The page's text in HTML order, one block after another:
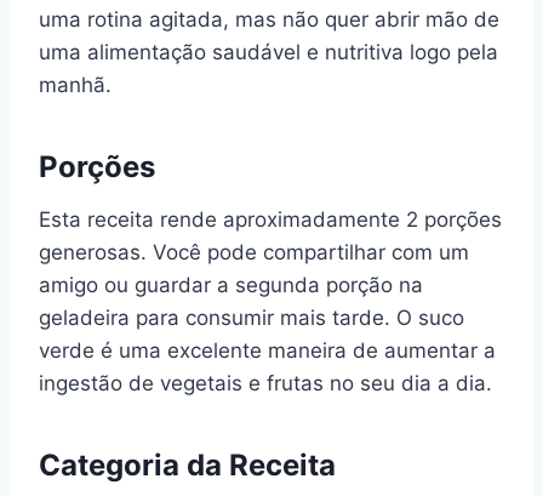
uma rotina agitada, mas não quer abrir mão de
uma alimentação saudável e nutritiva logo pela
manhã.
Porções
Esta receita rende aproximadamente 2 porções
generosas. Você pode compartilhar com um
amigo ou guardar a segunda porção na
geladeira para consumir mais tarde. O suco
verde é uma excelente maneira de aumentar a
ingestão de vegetais e frutas no seu dia a dia.
Categoria da Receita